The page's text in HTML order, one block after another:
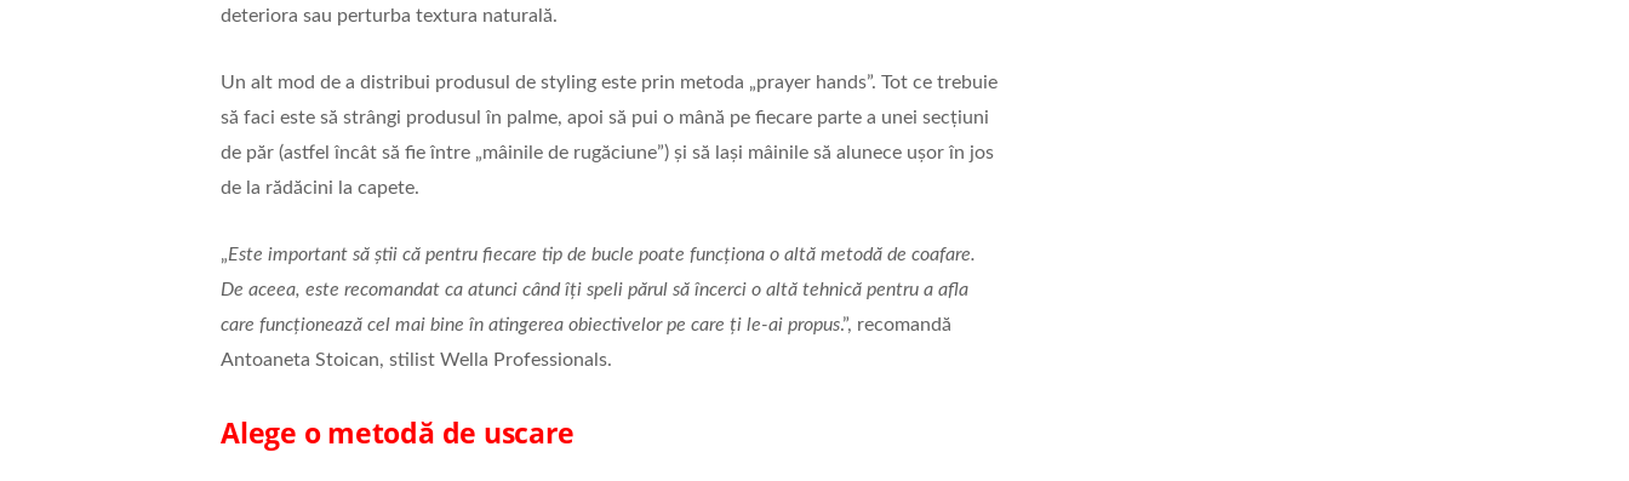
deteriora sau perturba textura naturală.
Un alt mod de a distribui produsul de styling este prin metoda „prayer hands”. Tot ce trebuie
să faci este să strângi produsul în palme, apoi să pui o mână pe fiecare parte a unei secțiuni
de păr (astfel încât să fie între „mâinile de rugăciune”) și să lași mâinile să alunece ușor în jos
de la rădăcini la capete.
„Este important să știi că pentru fiecare tip de bucle poate funcționa o altă metodă de coafare.
De aceea, este recomandat ca atunci când îți speli părul să încerci o altă tehnică pentru a afla
care funcționează cel mai bine în atingerea obiectivelor pe care ți le-ai propus.”, recomandă
Antoaneta Stoican, stilist Wella Professionals.
Alege o metodă de uscare